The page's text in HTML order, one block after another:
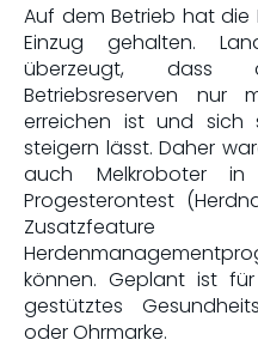
Auf dem Betrieb hat die
Einzug gehalten.
überzeugt, dass
Betriebsreserven nur
erreichen ist und sich
steigern lässt. Daher
auch Melkroboter
Progesterontest
können. Geplant ist
gestütztes
oder Ohrmarke.